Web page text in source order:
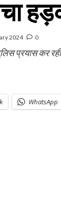
2024 0
प्रयास कर
WhatsApp